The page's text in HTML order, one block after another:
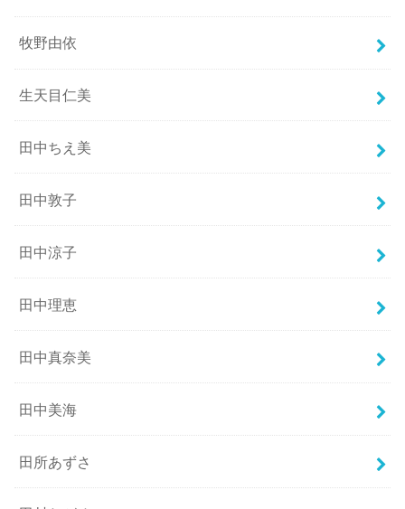
牧野由依
生天目仁美
田中ちえ美
田中敦子
田中涼子
田中理恵
田中真奈美
田中美海
田所あずさ